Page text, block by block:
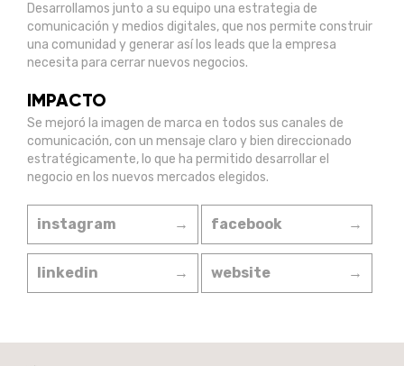
Desarrollamos junto a su equipo una estrategia de
comunicación y medios digitales, que nos permite construir
una comunidad y generar así los leads que la empresa
necesita para cerrar nuevos negocios.
IMPACTO
Se mejoró la imagen de marca en todos sus canales de
comunicación, con un mensaje claro y bien direccionado
estratégicamente, lo que ha permitido desarrollar el
negocio en los nuevos mercados elegidos.
instagram → facebook →
linkedin → website →